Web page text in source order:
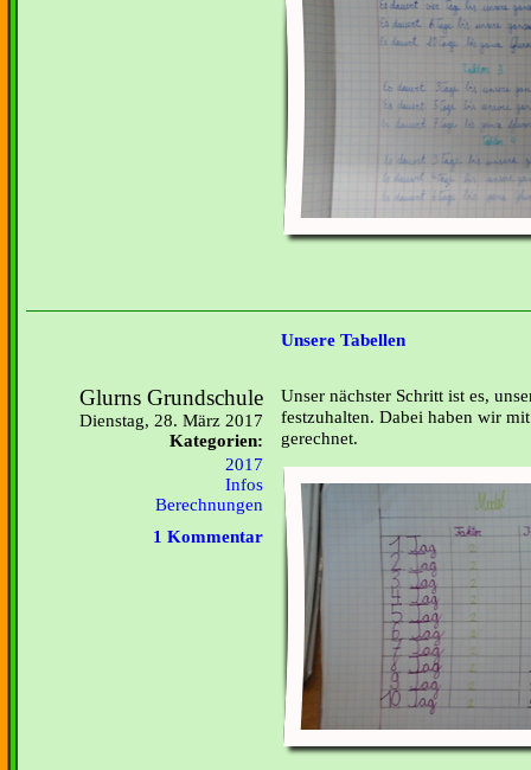
Unsere Tabellen
Glurns Grundschule
Dienstag, 28. März 2017
Kategorien:
2017
Infos
Berechnungen
1 Kommentar
Unser nächster Schritt ist es,
festzuhalten. Dabei haben wir
gerechnet.